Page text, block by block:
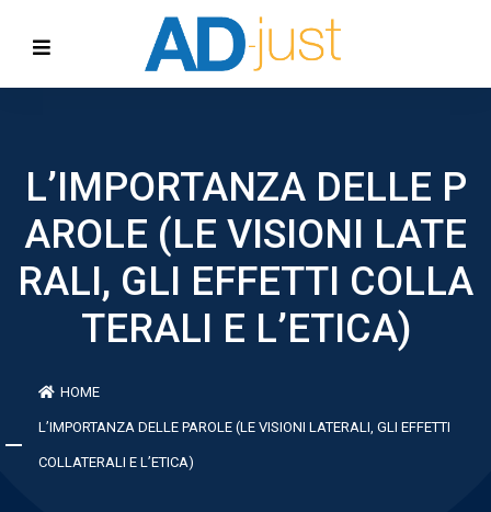
L’IMPORTANZA DELLE P
AROLE (LE VISIONI LATE
RALI, GLI EFFETTI COLLA
TERALI E L’ETICA)
HOME
L’IMPORTANZA DELLE PAROLE (LE VISIONI LATERALI, GLI EFFETTI
COLLATERALI E L’ETICA)